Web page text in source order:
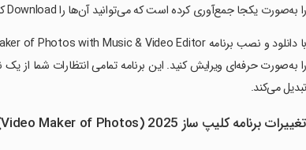
را به‌صورت یکجا جمع‌آوری کرده است که می‌توانید آن‌ها را Download کنید.
را به‌صورت حرفه‌ای ویرایش کنید. این برنامه تمامی انتظارات شما از یک
تبدیل می‌کند.
تغییرات برنامه کلیپ ساز 2025 (Video Maker of Photos) در نسخه جدید